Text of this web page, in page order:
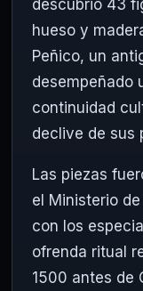
descubrió 43
hueso y
Peñico, un
desempeñado
continuidad
declive de sus
Las piezas
el Ministerio
con los
ofrenda ritual
1500 antes de